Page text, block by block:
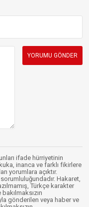
ifade hürriyetinin
inanca ve farklı fikirlere
yorumlara açıktır.
Hakaret,
Türkçe karakter
gönderilen veya haber ve